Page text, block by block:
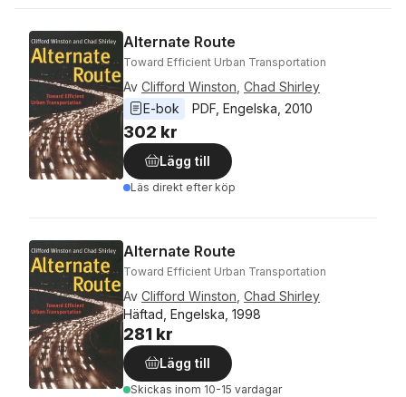
Alternate Route
Toward Efficient Urban Transportation
Av Clifford Winston Chad Shirley
E-bok
PDF Engelska 2010
302 kr
Lägg till
Läs direkt efter köp
Alternate Route
Toward Efficient Urban Transportation
Av Clifford Winston Chad Shirley
Häftad, Engelska, 1998
281 kr
Lägg till
Skickas inom 10-15 vardagar